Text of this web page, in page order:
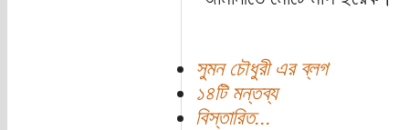
সুমন চৌধুরী এর ব্লগ
১৪টি মন্তব্য
বিস্তারিত...